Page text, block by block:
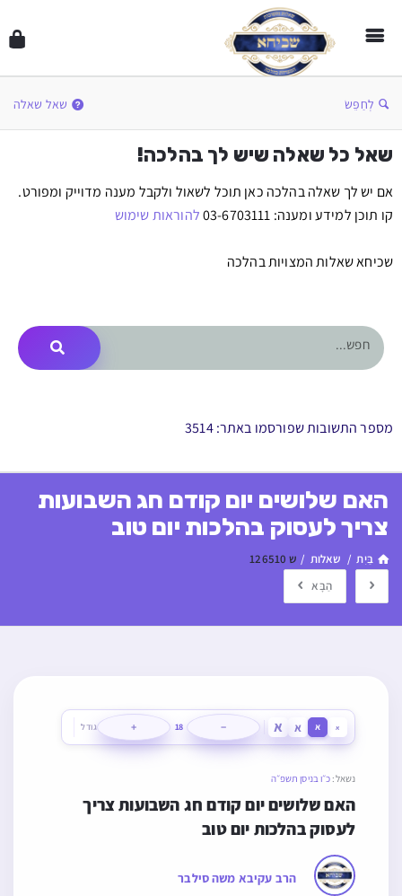
לְחַפֵּשׂ שאל שאלה
שאל כל שאלה שיש לך בהלכה!
אם יש לך שאלה בהלכה כאן תוכל לשאול ולקבל מענה מדוייק ומפורט.
קו תוכן למידע ומענה: 03-6703111
להוראות שימוש
שכיחא שאלות המצויות בהלכה
מספר התשובות שפורסמו באתר: 3514
האם שלושים יום קודם חג השבועות
צריך לעסוק בהלכות יום טוב
בַּיִת / שאלות / ש 126510
הַבָּא
א א א א −
18
+ גודל
נשאל: כ״ו בניסן תשפ״ה
האם שלושים יום קודם חג השבועות צריך
לעסוק בהלכות יום טוב
הרב עקיבא משה סילבר